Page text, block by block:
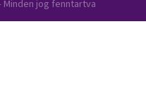
jog fenntartva